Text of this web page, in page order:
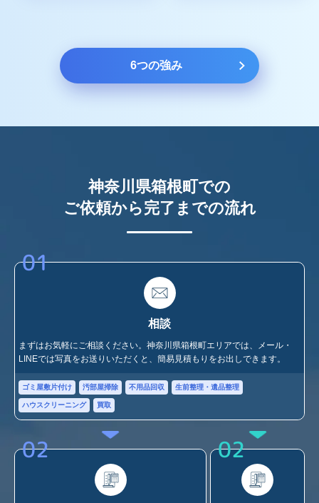
6つの強み
神奈川県箱根町での
ご依頼から完了までの流れ
01
相談
まずはお気軽にご相談ください。神奈川県箱根町エリアでは、メール・
LINEでは写真をお送りいただくと、簡易見積もりをお出しできます。
ゴミ屋敷片付け 汚部屋掃除 不用品回収 生前整理・遺品整理
ハウスクリーニング 買取
02 02